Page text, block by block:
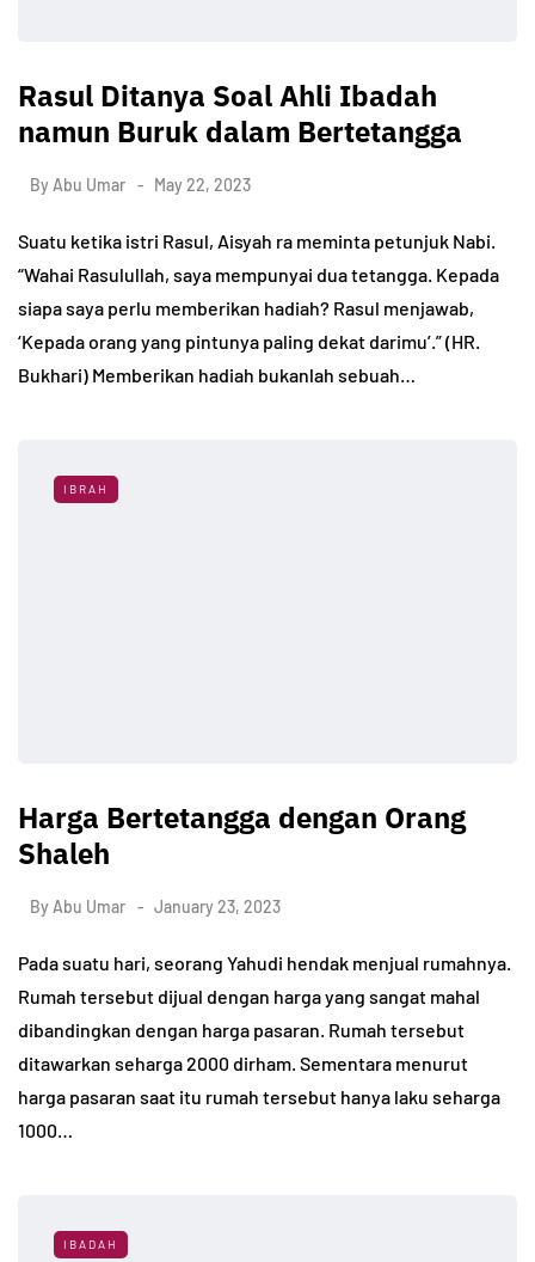
Rasul Ditanya Soal Ahli Ibadah
namun Buruk dalam Bertetangga
By Abu Umar May 22, 2023
Suatu ketika istri Rasul, Aisyah ra meminta petunjuk Nabi.
“Wahai Rasulullah, saya mempunyai dua tetangga. Kepada
siapa saya perlu memberikan hadiah? Rasul menjawab,
‘Kepada orang yang pintunya paling dekat darimu’.” (HR.
Bukhari) Memberikan hadiah bukanlah sebuah…
IBRAH
Harga Bertetangga dengan Orang
Shaleh
By Abu Umar January 23, 2023
Pada suatu hari, seorang Yahudi hendak menjual rumahnya.
Rumah tersebut dijual dengan harga yang sangat mahal
dibandingkan dengan harga pasaran. Rumah tersebut
ditawarkan seharga 2000 dirham. Sementara menurut
harga pasaran saat itu rumah tersebut hanya laku seharga
1000…
IBADAH